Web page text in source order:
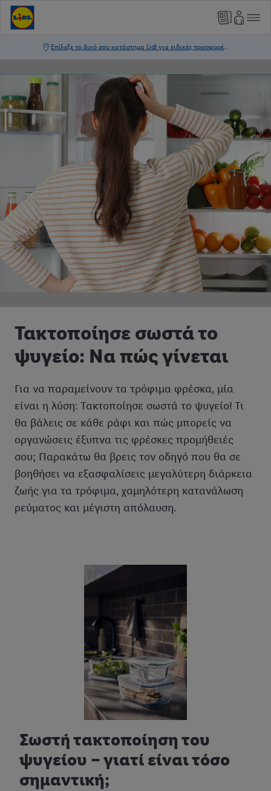
Τακτοποίησε σωστά το
ψυγείο: Να πώς γίνεται
Για να παραμείνουν τα τρόφιμα φρέσκα, μία
είναι η λύση: Τακτοποίησε σωστά το ψυγείο! Τι
θα βάλεις σε κάθε ράφι και πώς μπορείς να
οργανώσεις έξυπνα τις φρέσκες προμήθειές
σου; Παρακάτω θα βρεις τον οδηγό που θα σε
βοηθήσει να εξασφαλίσεις μεγαλύτερη διάρκεια
ζωής για τα τρόφιμα, χαμηλότερη κατανάλωση
ρεύματος και μέγιστη απόλαυση.
Σωστή τακτοποίηση του
ψυγείου – γιατί είναι τόσο
σημαντική;